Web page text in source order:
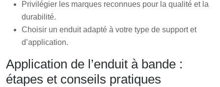
Privilégier les marques reconnues pour la qualité et la
durabilité.
Choisir un enduit adapté à votre type de support et
d’application.
Application de l’enduit à bande :
étapes et conseils pratiques